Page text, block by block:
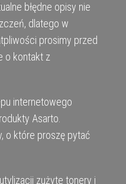
błędne opisy nie
dlatego w
prosimy przed
o kontakt z
internetowego
Asarto.
o które proszę pytać
zużyte tonery i